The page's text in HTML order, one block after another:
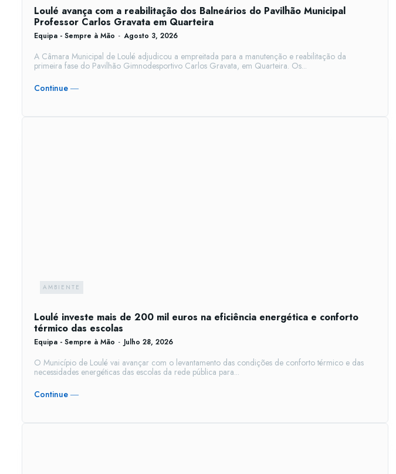
Loulé avança com a reabilitação dos Balneários do Pavilhão Municipal
Professor Carlos Gravata em Quarteira
Equipa - Sempre à Mão - Agosto 3, 2026
A Câmara Municipal de Loulé adjudicou a empreitada para a manutenção e reabilitação da
primeira fase do Pavilhão Gimnodesportivo Carlos Gravata, em Quarteira. Os...
Continue ―
AMBIENTE
Loulé investe mais de 200 mil euros na eficiência energética e conforto
térmico das escolas
Equipa - Sempre à Mão - Julho 28, 2026
O Município de Loulé vai avançar com o levantamento das condições de conforto térmico e das
necessidades energéticas das escolas da rede pública para...
Continue ―